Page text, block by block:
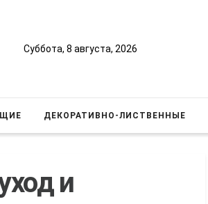
Суббота, 8 августа, 2026
ДЕКОРАТИВНО-ЛИСТВЕННЫЕ
и